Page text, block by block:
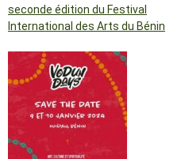
seconde édition du Festival
International des Arts du Bénin